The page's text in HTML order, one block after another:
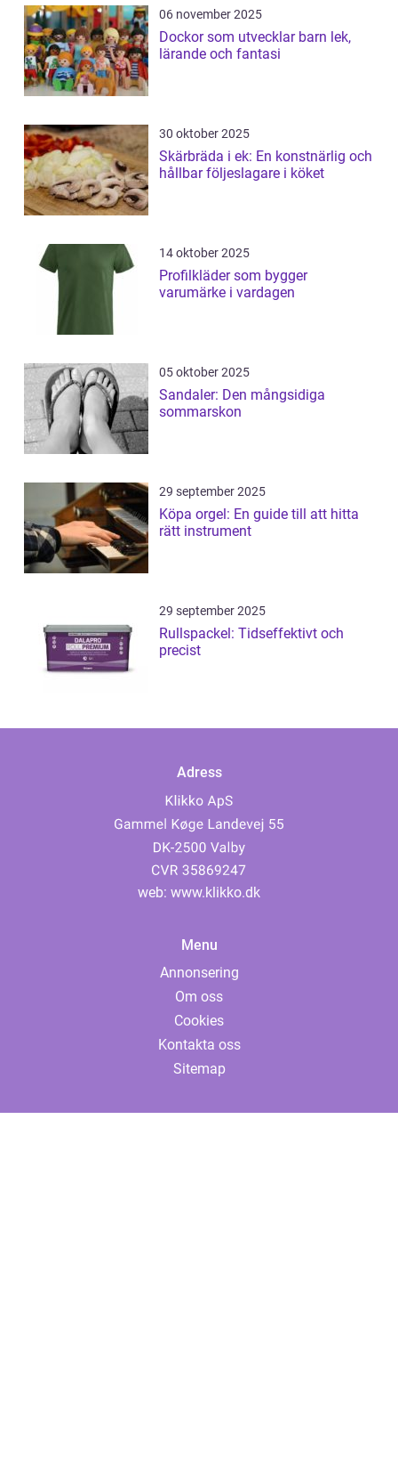
06 november 2025
Dockor som utvecklar barn lek,
lärande och fantasi
30 oktober 2025
Skärbräda i ek: En konstnärlig och
hållbar följeslagare i köket
14 oktober 2025
Profilkläder som bygger
varumärke i vardagen
05 oktober 2025
Sandaler: Den mångsidiga
sommarskon
29 september 2025
Köpa orgel: En guide till att hitta
rätt instrument
29 september 2025
Rullspackel: Tidseffektivt och
precist
Adress
web: www.klikko.dk
Menu
Annonsering
Om oss
Cookies
Kontakta oss
Sitemap